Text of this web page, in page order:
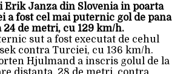
Erik Janza din Slovenia in poarta
a fost cel mai puternic gol de pana
24 de metri, cu 129 km/h.
sut a fost executat de cehul
contra Turciei, cu 136 km/h.
Hjulmand a inscris golul de la